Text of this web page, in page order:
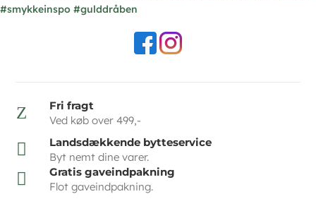
Z
Fri fragt
Ved køb over 499,-

Landsdækkende bytteservice
Byt nemt dine varer.

Gratis gaveindpakning
Flot gaveindpakning.